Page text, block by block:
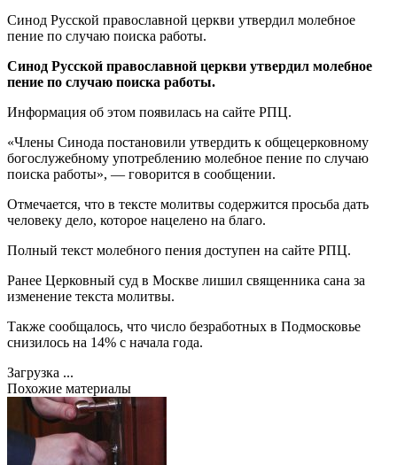
Синод Русской православной церкви утвердил молебное
пение по случаю поиска работы.
Синод Русской православной церкви утвердил молебное
пение по случаю поиска работы.
Информация об этом появилась на сайте РПЦ.
«Члены Синода постановили утвердить к общецерковному
богослужебному употреблению молебное пение по случаю
поиска работы», — говорится в сообщении.
Отмечается, что в тексте молитвы содержится просьба дать
человеку дело, которое нацелено на благо.
Полный текст молебного пения доступен на сайте РПЦ.
Ранее Церковный суд в Москве лишил священника сана за
изменение текста молитвы.
Также сообщалось, что число безработных в Подмосковье
снизилось на 14% с начала года.
Загрузка ...
Похожие материалы